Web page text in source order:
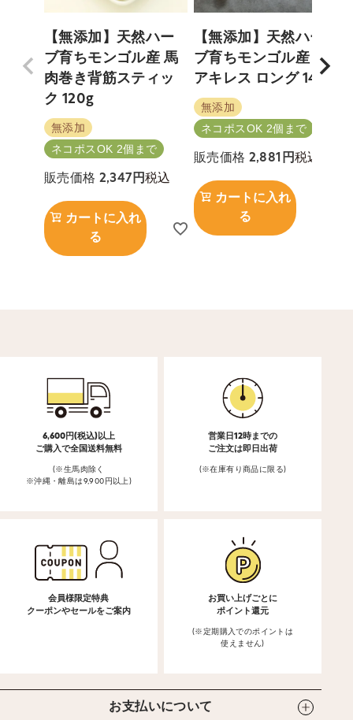
【無添加】天然ハー
ブ育ちモンゴル産 馬
肉巻き背筋スティッ
ク 120g
無添加
ネコポスOK 2個まで
販売価格 2,347 税込
カートに入れ
る
【無添加】天然ハー
ブ育ちモンゴル産 馬
アキレス ロング 140g
無添加
ネコポスOK 2個まで
販売価格 2,881 税込
カートに入れ
る
6,600円(税込)以上
ご購入で全国送料無料
(※生馬肉除く
※沖縄・離島は9,900円以上)
営業日12時までの
ご注文は即日出荷
(※在庫有り商品に限る)
会員様限定特典
クーポンやセールをご案内
お買い上げごとに
ポイント還元
(※定期購入でのポイントは
使えません)
お支払いについて